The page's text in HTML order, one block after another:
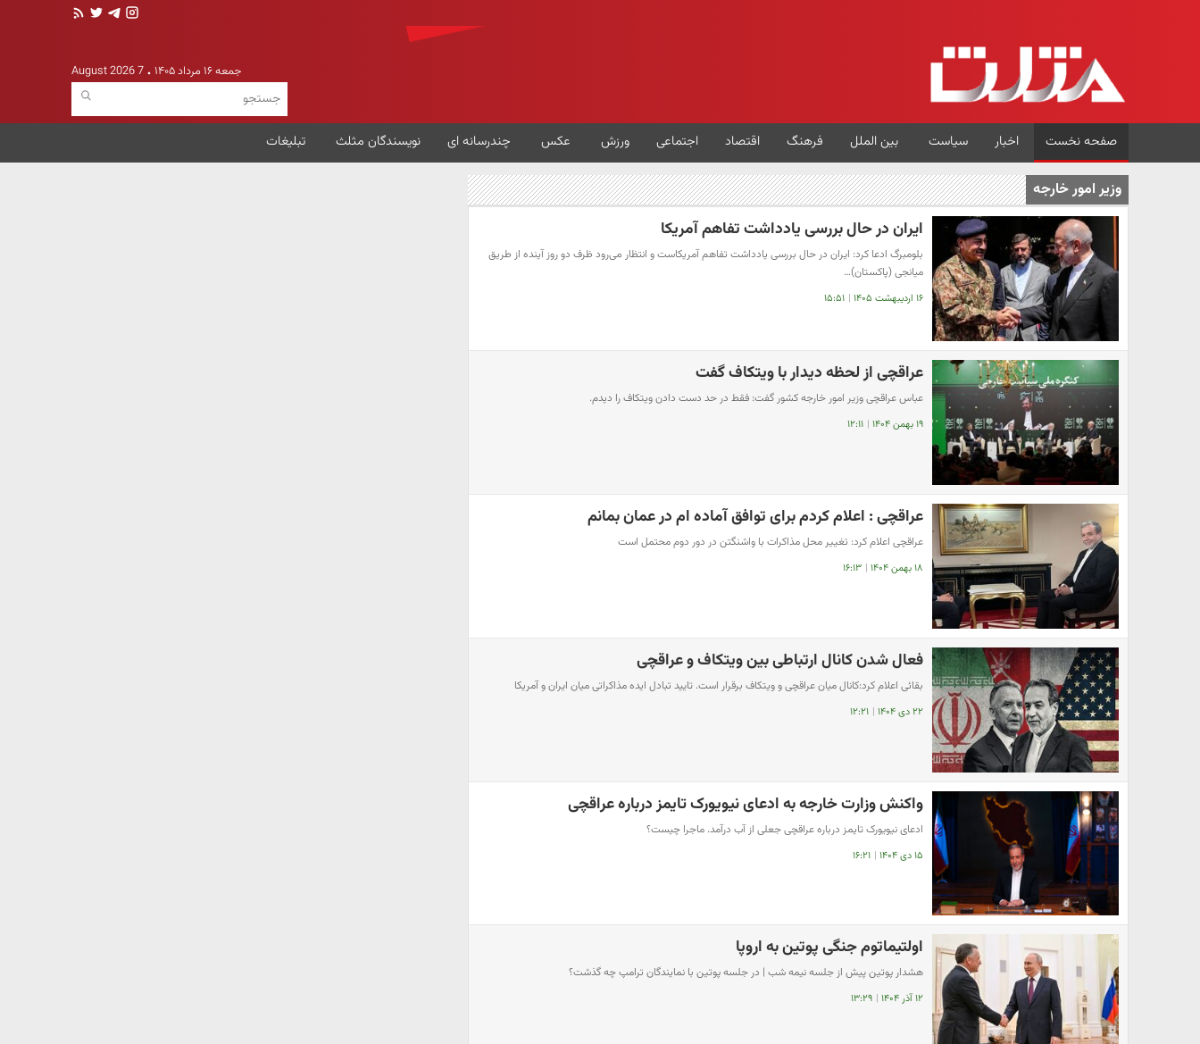
جمعه ۱۶ مرداد ۱۴۰۵ 7 August 2026
صفحه نخست اخبار سیاست بین الملل فرهنگ اقتصاد اجتماعی ورزش عکس چندرسانه ای نویسندگان مثلث تبلیغات
وزیر امور خارجه
ایران در حال بررسی یادداشت تفاهم آمریکا
بلومبرگ ادعا کرد: ایران در حال بررسی یادداشت تفاهم آمریکاست و انتظار می‌رود ظرف دو روز آینده از طریق
میانجی (پاکستان)…
۱۶ اردیبهشت ۱۴۰۵ | ۱۵:۵۱
عراقچی از لحظه دیدار با ویتکاف گفت
عباس عراقچی وزیر امور خارجه کشور گفت: فقط در حد دست دادن ویتکاف را دیدم.
۱۹ بهمن ۱۴۰۴ | ۱۲:۱۱
عراقچی : اعلام کردم برای توافق آماده ام در عمان بمانم
عراقچی اعلام کرد: تغییر محل مذاکرات با واشنگتن در دور دوم محتمل است
۱۸ بهمن ۱۴۰۴ | ۱۶:۱۳
فعال شدن کانال ارتباطی بین ویتکاف و عراقچی
بقائی اعلام کرد:کانال میان عراقچی و ویتکاف برقرار است. تایید تبادل ایده مذاکراتی میان ایران و آمریکا
۲۲ دی ۱۴۰۴ | ۱۲:۲۱
واکنش وزارت خارجه به ادعای نیویورک تایمز درباره عراقچی
ادعای نیویورک تایمز درباره عراقچی جعلی از آب درآمد. ماجرا چیست؟
۱۵ دی ۱۴۰۴ | ۱۶:۲۱
اولتیماتوم جنگی پوتین به اروپا
هشدار پوتین پیش از جلسه نیمه شب | در جلسه پوتین با نمایندگان ترامپ چه گذشت؟
۱۲ آذر ۱۴۰۴ | ۱۳:۲۹